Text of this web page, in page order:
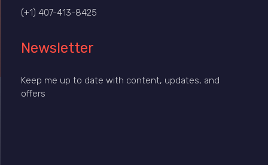
(+1) 407-413-8425
Newsletter
Keep me up to date with content, updates, and
offers